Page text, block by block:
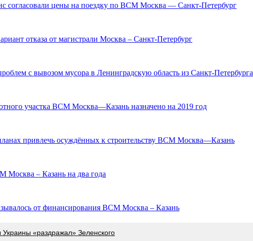
согласовали цены на поездку по ВСМ Москва — Санкт-Петербург
отказа от магистрали Москва – Санкт-Петербург
с вывозом мусора в Ленинградскую область из Санкт-Петербурга
участка ВСМ Москва—Казань назначено на 2019 год
привлечь осуждённых к строительству ВСМ Москва—Казань
Москва – Казань на два года
от финансирования ВСМ Москва – Казань
«раздражал» Зеленского